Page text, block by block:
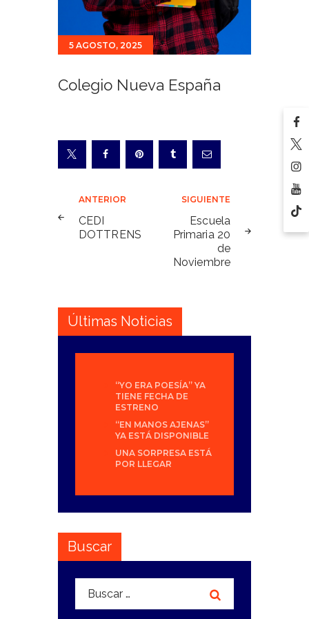
5 AGOSTO, 2025
Colegio Nueva España
Navegación
de
entradas
ANTERIOR
CEDI
DOTTRENS
SIGUIENTE
Escuela
Primaria 20
de
Noviembre
Últimas Noticias
“YO ERA POESÍA” YA
TIENE FECHA DE
ESTRENO
“EN MANOS AJENAS”
YA ESTÁ DISPONIBLE
UNA SORPRESA ESTÁ
POR LLEGAR
Buscar
Buscar: